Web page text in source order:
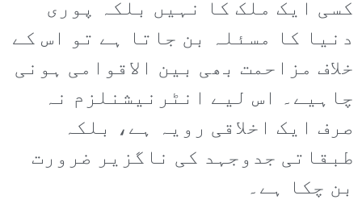
کسی ایک ملک کا نہیں بلکہ پوری
دنیا کا مسئلہ بن جاتا ہے تو اس کے
خلاف مزاحمت بھی بین الاقوامی ہونی
چاہیے۔ اس لیے انٹرنیشنلزم نہ
صرف ایک اخلاقی رویہ ہے، بلکہ
طبقاتی جدوجہد کی ناگزیر ضرورت
بن چکا ہے۔